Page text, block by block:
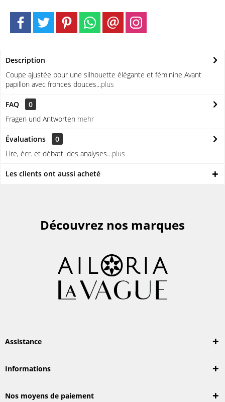
Description
Coupe ajustée pour une silhouette élégante et féminine Avant
papillon avec fronces douces...plus
FAQ
0
Fragen und Antworten mehr
Évaluations
0
Lire, écr. et débatt. des analyses…plus
Les clients ont aussi acheté
Découvrez nos marques
Assistance
Informations
Nos moyens de paiement